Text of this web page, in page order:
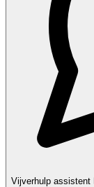
Vijverhulp assistent